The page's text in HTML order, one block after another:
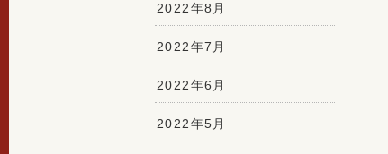
2022年8月
2022年7月
2022年6月
2022年5月